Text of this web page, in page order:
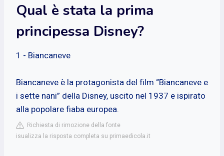
Qual è stata la prima
principessa Disney?
1 - Biancaneve
Biancaneve è la protagonista del film “Biancaneve e
i sette nani” della Disney, uscito nel 1937 e ispirato
alla popolare fiaba europea.
Richiesta di rimozione della fonte
isualizza la risposta completa su primaedicola.it